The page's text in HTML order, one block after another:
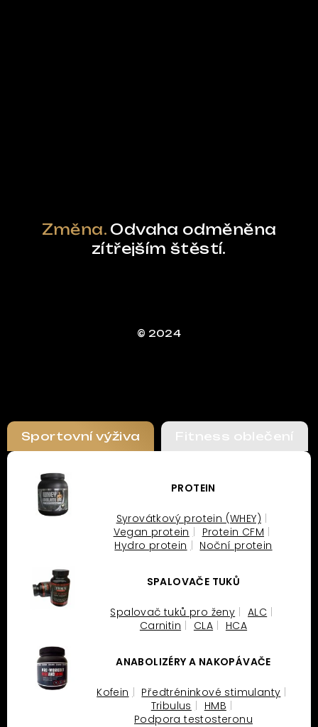
Změna. Odvaha odměněna
zítřejším štěstí.
© 2024
Sportovní výživa Fitness oblečení
PROTEIN
Syrovátkový protein (WHEY)
Vegan protein
Protein CFM
Hydro protein
Noční protein
SPALOVAČE TUKŮ
Spalovač tuků pro ženy
ALC
Carnitin
CLA HCA
ANABOLIZÉRY A NAKOPÁVAČE
Kofein
Předtréninkové stimulanty
Tribulus
HMB
Podpora testosteronu